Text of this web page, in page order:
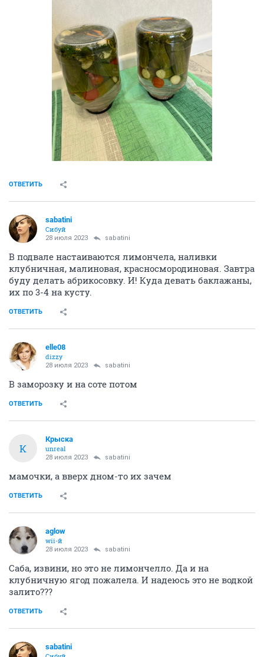
ОТВЕТИТЬ
sabatini
Сибуй
28 июля 2023 sabatini
В подвале настаиваются лимончела, наливки
клубничная, малиновая, красносмородиновая. Завтра
буду делать абрикосовку. И! Куда девать баклажаны,
их по 3-4 на кусту.
ОТВЕТИТЬ
elle08
dizzy
28 июля 2023 sabatini
В заморозку и на соте потом
ОТВЕТИТЬ
К
Крыска
unreal
28 июля 2023 sabatini
мамочки, а вверх дном-то их зачем
ОТВЕТИТЬ
aglow
wii-й
28 июля 2023 sabatini
Саба, извини, но это не лимончелло. Да и на
клубничную ягод пожалела. И надеюсь это не водкой
залито???
ОТВЕТИТЬ
sabatini